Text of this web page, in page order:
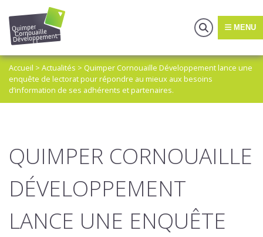
MENU
Accueil > Actualités > Quimper Cornouaille Développement lance une
enquête de lectorat pour répondre au mieux aux besoins
d’information de ses adhérents et partenaires.
QUIMPER CORNOUAILLE
DÉVELOPPEMENT
LANCE UNE ENQUÊTE